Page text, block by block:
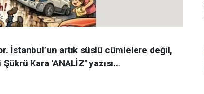
İstanbul’un artık süslü cümlelere değil,
Kara ''ANALİZ'' yazısı...